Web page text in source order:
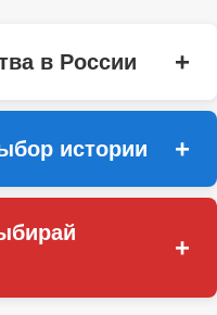
в России +
истории +
+